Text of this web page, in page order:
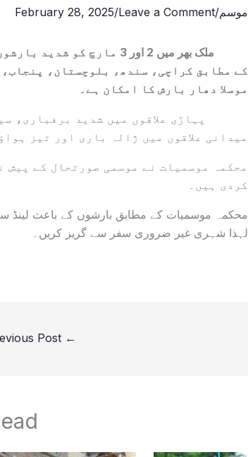
موسم/
Leave a Comment
/
February 28, 2025
ملک بھر میں 2 اور 3
کے مطابق کراچی، سندھ، بلوچستان،
موسلا دھار بارش کا امکان ہے۔
پہاڑی علاقوں میں شدید برفباری،
میدانی علاقوں میں ژالہ باری اور تیز
محکمہ موسمیات نے موسمی صورتحال کے
کردی ہیں۔
محکمہ موسمیات کے مطابق بارشوں کے باعث لینڈ
لہذا شہری غیر ضروری سفر سے گریز کریں۔
←